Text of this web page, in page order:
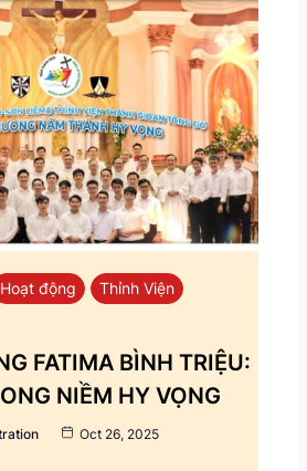
Hoạt động
Thỉnh Viện
FATIMA BÌNH TRIỆU:
NIỀM HY VỌNG
Oct 26, 2025